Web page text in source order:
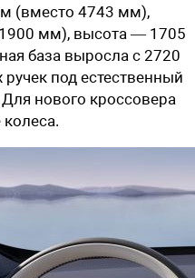
(вместо 4743 мм),
мм), высота — 1705
база выросла с 2720
под естественный
нового кроссовера